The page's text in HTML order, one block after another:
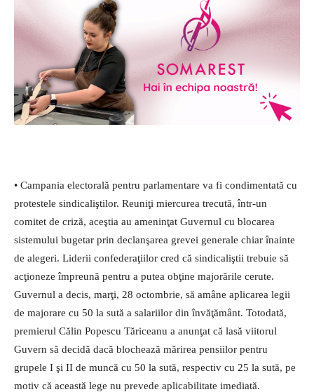
• Campania electorală pentru parlamentare va fi condimentată cu
protestele sindicaliştilor. Reuniţi miercurea trecută, într-un
comitet de criză, aceştia au ameninţat Guvernul cu blocarea
sistemului bugetar prin declanşarea grevei generale chiar înainte
de alegeri. Liderii confederaţiilor cred că sindicaliştii trebuie să
acţioneze împreună pentru a putea obţine majorările cerute.
Guvernul a decis, marţi, 28 octombrie, să amâne aplicarea legii
de majorare cu 50 la sută a salariilor din învăţământ. Totodată,
premierul Călin Popescu Tăriceanu a anunţat că lasă viitorul
Guvern să decidă dacă blochează mărirea pensiilor pentru
grupele I şi II de muncă cu 50 la sută, respectiv cu 25 la sută, pe
motiv că această lege nu prevede aplicabilitate imediată.